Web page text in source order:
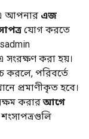
আপনার এজ
যোগ করতে
সংরক্ষণ করা হয়।
করলে, পরিবর্তে
প্রমাণীকৃত হবে।
করারআগে